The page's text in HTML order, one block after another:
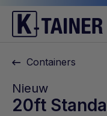
Containers
Nieuw
20ft